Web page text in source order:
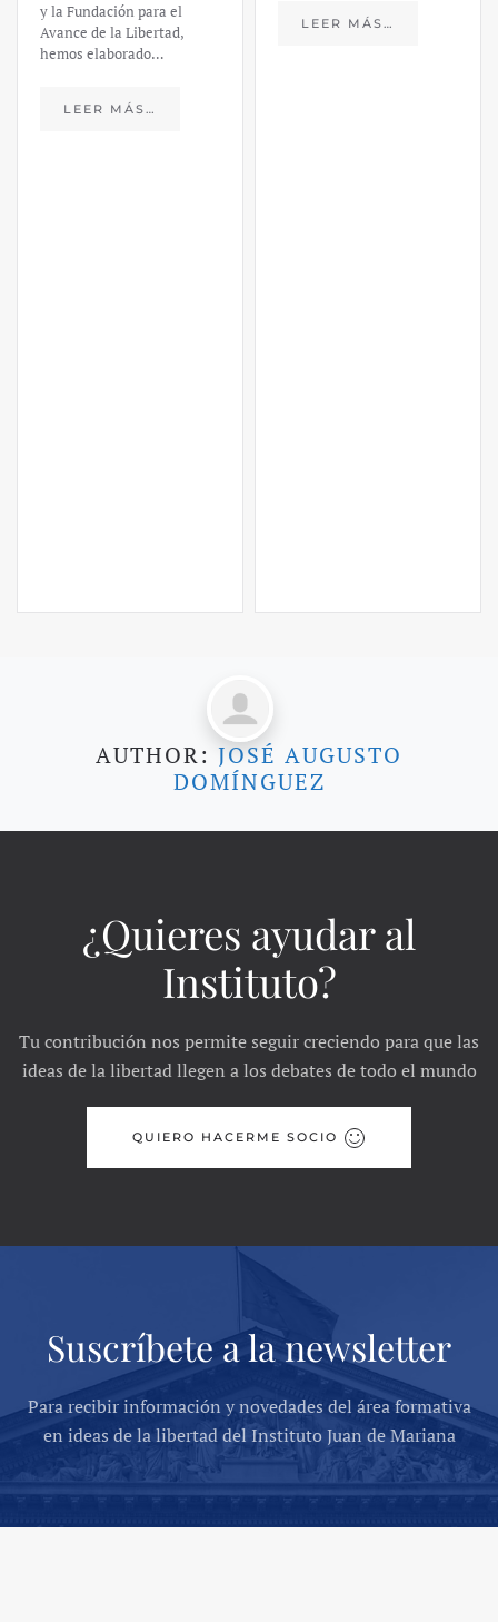
y la Fundación para el
Avance de la Libertad,
hemos elaborado…
LEER MÁS…
LEER MÁS…
AUTHOR: JOSÉ AUGUSTO
DOMÍNGUEZ
¿Quieres ayudar al
Instituto?
Tu contribución nos permite seguir creciendo para que las
ideas de la libertad llegen a los debates de todo el mundo
QUIERO HACERME SOCIO
Suscríbete a la newsletter
Para recibir información y novedades del área formativa
en ideas de la libertad del Instituto Juan de Mariana